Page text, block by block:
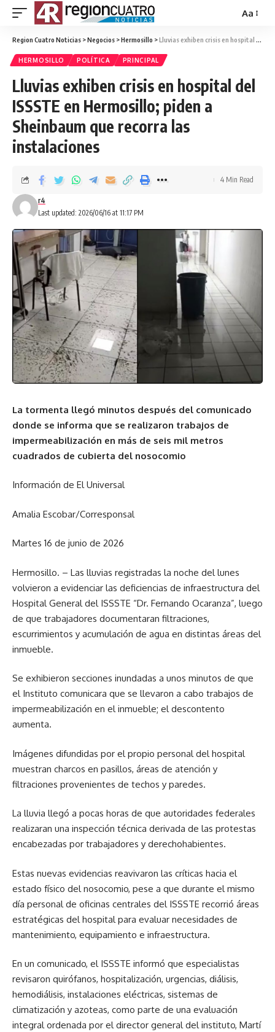
Aa
Region Cuatro Noticias >Negocios >Hermosillo >Lluvias exhiben crisis en hospital del ISSSTE en Hermosillo; piden a Sheinbaum que recorra las instalaciones
HERMOSILLO POLÍTICA PRINCIPAL
Lluvias exhiben crisis en hospital del
ISSSTE en Hermosillo; piden a
Sheinbaum que recorra las
instalaciones
Last updated: 2026/06/16 at 11:17 PM
r4
4 Min Read
La tormenta llegó minutos después del comunicado
donde se informa que se realizaron trabajos de
impermeabilización en más de seis mil metros
cuadrados de cubierta del nosocomio
Información de El Universal
Amalia Escobar/Corresponsal
Martes 16 de junio de 2026
Hermosillo. – Las lluvias registradas la noche del lunes
volvieron a evidenciar las deficiencias de infraestructura del
Hospital General del ISSSTE “Dr. Fernando Ocaranza”, luego
de que trabajadores documentaran filtraciones,
escurrimientos y acumulación de agua en distintas áreas del
inmueble.
Se exhibieron secciones inundadas a unos minutos de que
el Instituto comunicara que se llevaron a cabo trabajos de
impermeabilización en el inmueble; el descontento
aumenta.
Imágenes difundidas por el propio personal del hospital
muestran charcos en pasillos, áreas de atención y
filtraciones provenientes de techos y paredes.
La lluvia llegó a pocas horas de que autoridades federales
realizaran una inspección técnica derivada de las protestas
encabezadas por trabajadores y derechohabientes.
Estas nuevas evidencias reavivaron las críticas hacia el
estado físico del nosocomio, pese a que durante el mismo
día personal de oficinas centrales del ISSSTE recorrió áreas
estratégicas del hospital para evaluar necesidades de
mantenimiento, equipamiento e infraestructura.
En un comunicado, el ISSSTE informó que especialistas
revisaron quirófanos, hospitalización, urgencias, diálisis,
hemodiálisis, instalaciones eléctricas, sistemas de
climatización y azoteas, como parte de una evaluación
integral ordenada por el director general del instituto, Martí